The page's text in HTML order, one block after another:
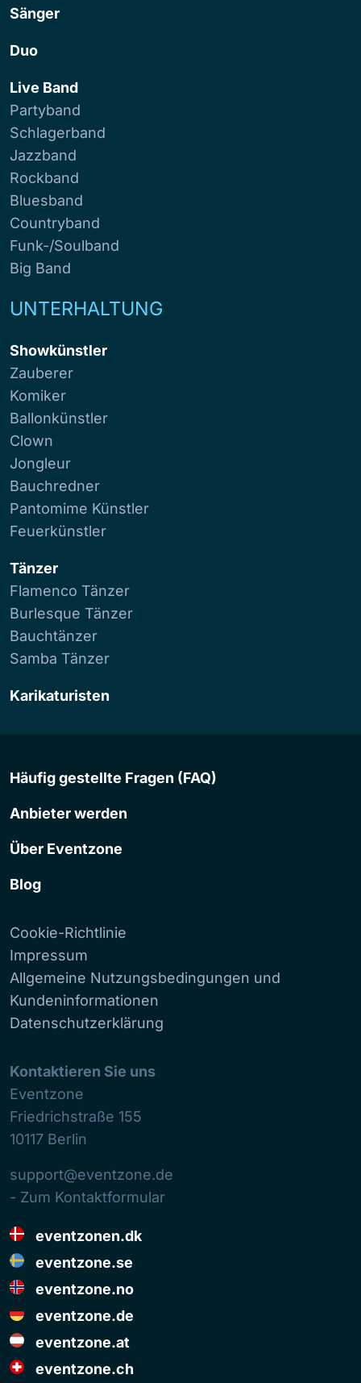
Sänger
Duo
Live Band
Partyband
Schlagerband
Jazzband
Rockband
Bluesband
Countryband
Funk-/Soulband
Big Band
UNTERHALTUNG
Showkünstler
Zauberer
Komiker
Ballonkünstler
Clown
Jongleur
Bauchredner
Pantomime Künstler
Feuerkünstler
Tänzer
Flamenco Tänzer
Burlesque Tänzer
Bauchtänzer
Samba Tänzer
Karikaturisten
Häufig gestellte Fragen (FAQ)
Anbieter werden
Über Eventzone
Blog
Cookie-Richtlinie
Impressum
Allgemeine Nutzungsbedingungen und
Kundeninformationen
Datenschutzerklärung
Kontaktieren Sie uns
Eventzone
Friedrichstraße 155
10117 Berlin
support@eventzone.de
- Zum Kontaktformular
eventzonen.dk
eventzone.se
eventzone.no
eventzone.de
eventzone.at
eventzone.ch